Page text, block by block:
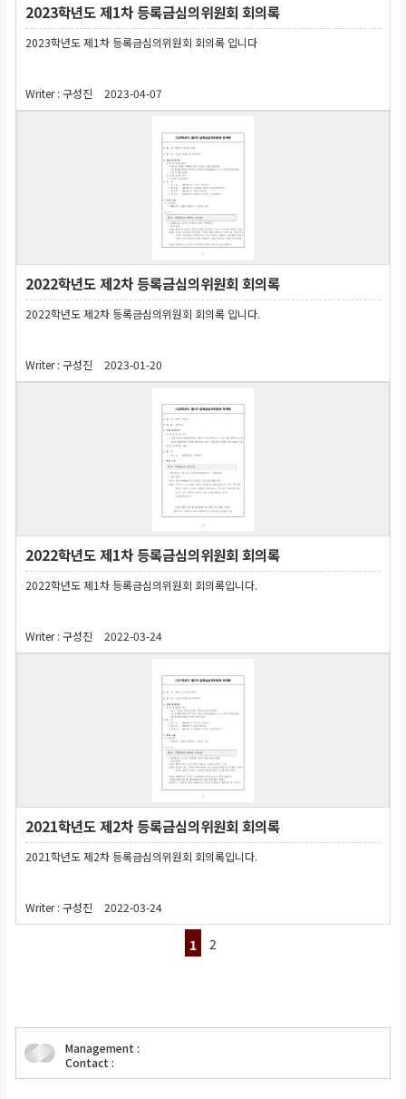
2023학년도 제1차 등록금심의위원회 회의록
2023학년도 제1차 등록금심의위원회 회의록 입니다
Writer : 구성진 2023-04-07
2022학년도 제2차 등록금심의위원회 회의록
2022학년도 제2차 등록금심의위원회 회의록 입니다.
Writer : 구성진 2023-01-20
2022학년도 제1차 등록금심의위원회 회의록
2022학년도 제1차 등록금심의위원회 회의록입니다.
Writer : 구성진 2022-03-24
2021학년도 제2차 등록금심의위원회 회의록
2021학년도 제2차 등록금심의위원회 회의록입니다.
Writer : 구성진 2022-03-24
1 2
Management :
Contact :